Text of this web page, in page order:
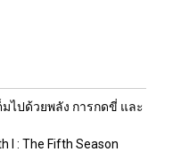
มไปด้วยพลัง การกดขี่ และ
I : The Fifth Season